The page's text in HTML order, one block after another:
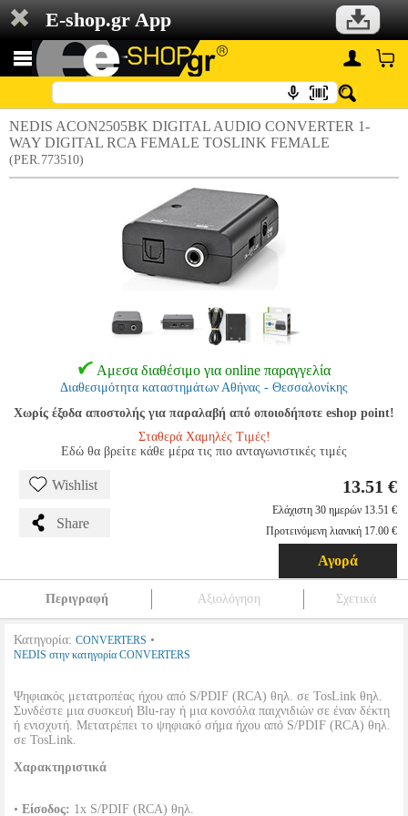
E-shop.gr App
NEDIS ACON2505BK DIGITAL AUDIO CONVERTER 1-
WAY DIGITAL RCA FEMALE TOSLINK FEMALE
(PER.773510)
Αμεσα διαθέσιμο για online παραγγελία
Διαθεσιμότητα καταστημάτων Αθήνας - Θεσσαλονίκης
Χωρίς έξοδα αποστολής για παραλαβή από οποιοδήποτε eshop point!
Σταθερά Χαμηλές Τιμές!
Εδώ θα βρείτε κάθε μέρα τις πιο ανταγωνιστικές τιμές
Wishlist
Share
13.51 €
Ελάχιστη 30 ημερών 13.51 €
Προτεινόμενη λιανική 17.00 €
Αγορά
Περιγραφή Αξιολόγηση Σχετικά
Κατηγορία: CONVERTERS •
NEDIS στην κατηγορία CONVERTERS
Ψηφιακός μετατροπέας ήχου από S/PDIF (RCA) θηλ. σε TosLink θηλ.
Συνδέστε μια συσκευή Blu-ray ή μια κονσόλα παιχνιδιών σε έναν δέκτη
ή ενισχυτή. Μετατρέπει το ψηφιακό σήμα ήχου από S/PDIF (RCA) θηλ.
σε TosLink.
Χαρακτηριστικά
• Είσοδος: 1x S/PDIF (RCA) θηλ.